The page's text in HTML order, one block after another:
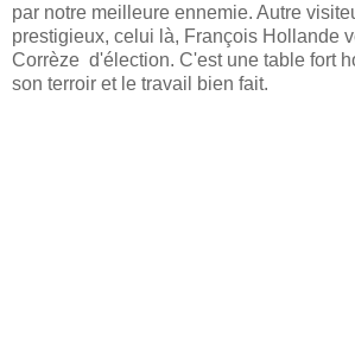
par notre meilleure ennemie. Autre
prestigieux, celui là, François Hollande
Corrèze d'élection. C'est une table fort
son terroir et le travail bien fait.